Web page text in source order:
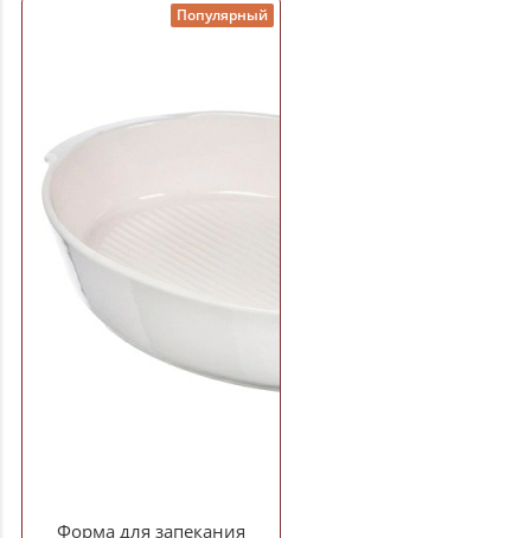
Популярный
Форма для запекания